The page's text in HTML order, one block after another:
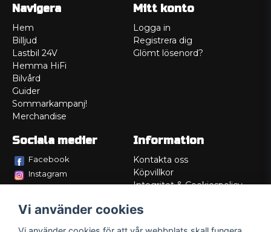
Navigera
Hem
Billjud
Lastbil 24V
Hemma HiFi
Bilvård
Guider
Sommarkampanj!
Merchandise
Mitt konto
Logga in
Registrera dig
Glömt lösenord?
Sociala medier
Facebook
Instagram
Information
Kontakta oss
Köpvillkor
Integritet & Cookiespolicy
Service/Garanti
Vi använder cookies